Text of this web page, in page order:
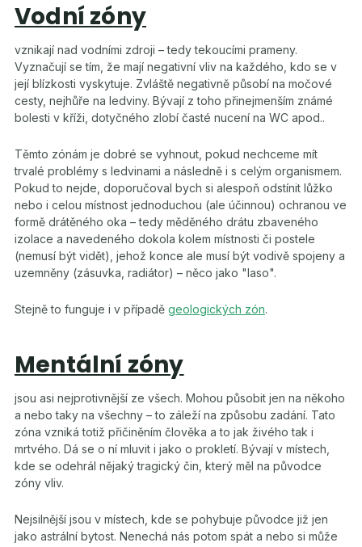
Vodní zóny
vznikají nad vodními zdroji – tedy tekoucími prameny.
Vyznačují se tím, že mají negativní vliv na každého, kdo se v
její blízkosti vyskytuje. Zvláště negativně působí na močové
cesty, nejhůře na ledviny. Bývají z toho přinejmenším známé
bolesti v kříži, dotyčného zlobí časté nucení na WC apod..
Těmto zónám je dobré se vyhnout, pokud nechceme mít
trvalé problémy s ledvinami a následně i s celým organismem.
Pokud to nejde, doporučoval bych si alespoň odstínit lůžko
nebo i celou místnost jednoduchou (ale účinnou) ochranou ve
formě drátěného oka – tedy měděného drátu zbaveného
izolace a navedeného dokola kolem místnosti či postele
(nemusí být vidět), jehož konce ale musí být vodivě spojeny a
uzemněny (zásuvka, radiátor) – něco jako "laso".
Stejně to funguje i v případě geologických zón.
Mentální zóny
jsou asi nejprotivnější ze všech. Mohou působit jen na někoho
a nebo taky na všechny – to záleží na způsobu zadání. Tato
zóna vzniká totiž přičiněním člověka a to jak živého tak i
mrtvého. Dá se o ní mluvit i jako o prokletí. Bývají v místech,
kde se odehrál nějaký tragický čin, který měl na původce
zóny vliv.
Nejsilnější jsou v místech, kde se pohybuje původce již jen
jako astrální bytost. Nenechá nás potom spát a nebo si může